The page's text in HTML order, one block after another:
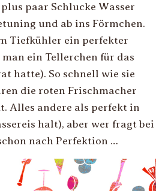
paar Schlucke Wasser
und ab ins Förmchen.
Tiefkühler ein perfekter
ein Tellerchen für das
hatte). So schnell wie sie
die roten Frischmacher
Alles andere als perfekt in
halt), aber wer fragt bei
nach Perfektion …